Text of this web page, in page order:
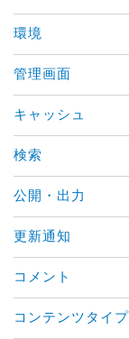
環境
管理画面
キャッシュ
検索
公開・出力
更新通知
コメント
コンテンツタイプ